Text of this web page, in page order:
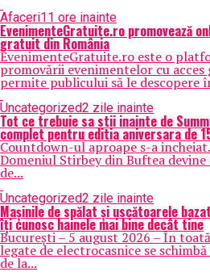
Afaceri11 ore inainte
EvenimenteGratuite.ro promovează
gratuit din România
EvenimenteGratuite.ro este o
promovării evenimentelor cu
permite publicului să le descopere
Uncategorized2 zile inainte
Tot ce trebuie sa stii inainte de
complet pentru editia aniversara de
Countdown-ul aproape s-a
Domeniul Stirbey din Buftea
de...
Uncategorized2 zile inainte
Mașinile de spălat și uscătoarele
îți cunosc hainele mai bine decât tine
București – 5 august 2026 – În
legate de electrocasnice se
de la...